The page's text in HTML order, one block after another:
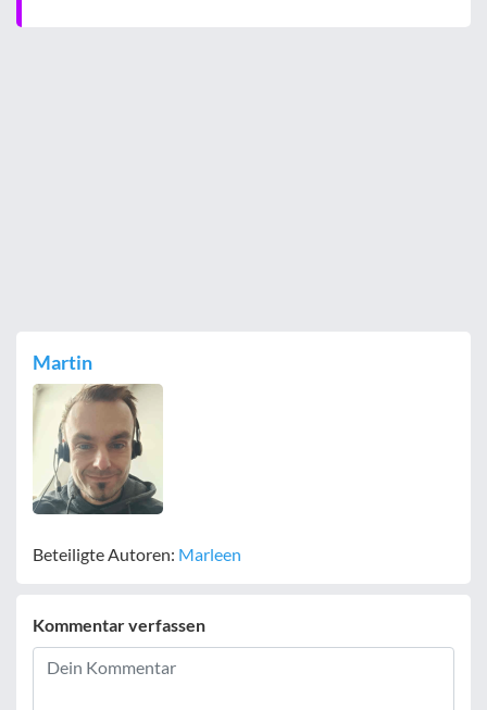
Martin
Beteiligte Autoren: Marleen
Kommentar verfassen